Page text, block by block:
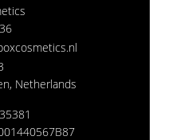
Netherlands